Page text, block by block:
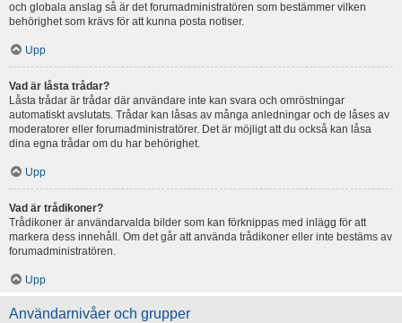
och globala anslag så är det forumadministratören som bestämmer vilken
behörighet som krävs för att kunna posta notiser.
Upp
Vad är låsta trådar?
Låsta trådar är trådar där användare inte kan svara och omröstningar
automatiskt avslutats. Trådar kan låsas av många anledningar och de låses av
moderatorer eller forumadministratörer. Det är möjligt att du också kan låsa
dina egna trådar om du har behörighet.
Upp
Vad är trådikoner?
Trådikoner är användarvalda bilder som kan förknippas med inlägg för att
markera dess innehåll. Om det går att använda trådikoner eller inte bestäms av
forumadministratören.
Upp
Användarnivåer och grupper